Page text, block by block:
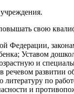
учреждения.
свою
Федерации,
Уставом
и
литературу по
и